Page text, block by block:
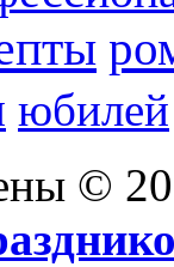
юбилей
©